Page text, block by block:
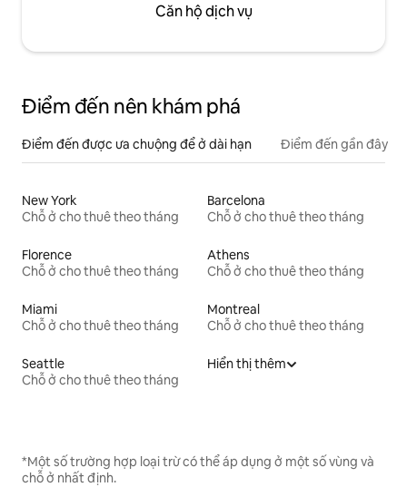
Căn hộ dịch vụ
Điểm đến nên khám phá
Điểm đến được ưa chuộng để ở dài hạn Điểm đến gần đây
New York
Chỗ ở cho thuê theo tháng
Barcelona
Chỗ ở cho thuê theo tháng
Florence
Chỗ ở cho thuê theo tháng
Athens
Chỗ ở cho thuê theo tháng
Miami
Chỗ ở cho thuê theo tháng
Montreal
Chỗ ở cho thuê theo tháng
Seattle
Chỗ ở cho thuê theo tháng
Hiển thị thêm
*Một số trường hợp loại trừ có thể áp dụng ở một số vùng và
chỗ ở nhất định.